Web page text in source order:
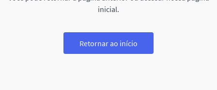
inicial.
Retornar ao início